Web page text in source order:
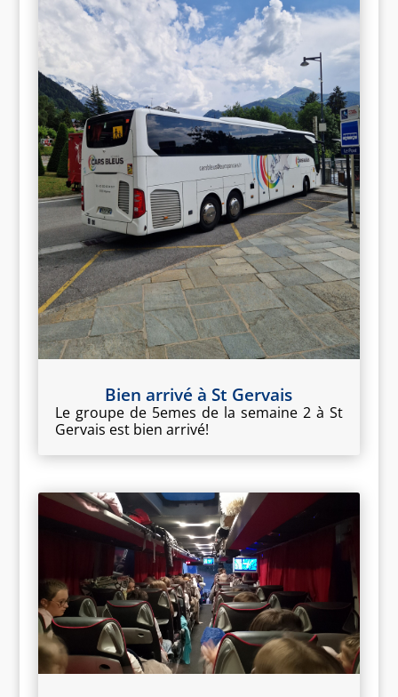
Bien arrivé à St Gervais
Le groupe de 5emes de la semaine 2 à St
Gervais est bien arrivé!